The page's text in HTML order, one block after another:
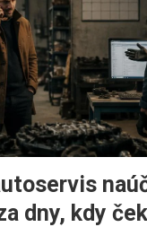
dny, kdy